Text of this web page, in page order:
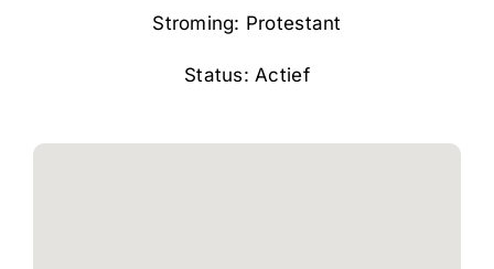
Stroming: Protestant
Status: Actief